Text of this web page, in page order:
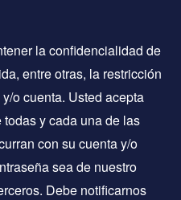
la confidencialidad de
entre otras, la restricción
o cuenta. Usted acepta
y cada una de las
con su cuenta y/o
sea de nuestro
Debe notificarnos